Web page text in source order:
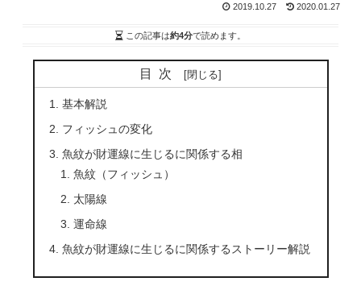
2019.10.27 2020.01.27
この記事は約4分で読めます。
目次
基本解説
フィッシュの変化
魚紋が財運線に生じるに関係する相
魚紋（フィッシュ）
太陽線
運命線
魚紋が財運線に生じるに関係するストーリー解説